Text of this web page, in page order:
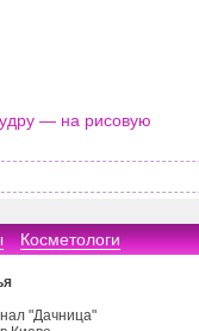
— на рисовую
Косметологи
"Дачница"